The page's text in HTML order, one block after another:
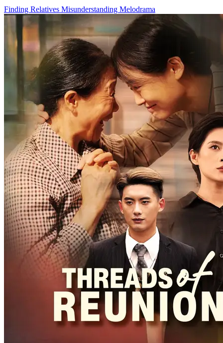
Finding Relatives Misunderstanding Melodrama